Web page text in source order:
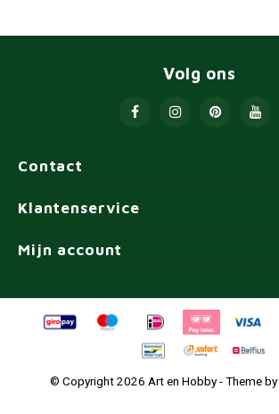
Contact
Volg ons
Klantenservice
Mijn account
© Copyright 2026 Art en Hobby - Theme by